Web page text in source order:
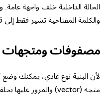
الحالة الداخلية خلف واجهة
والكلمة المفتاحية تشير فقط
مصفوفات ومتجهات
لأن البنية نوع عادي، يمكنك
متجه (vector)
والمرور عليها